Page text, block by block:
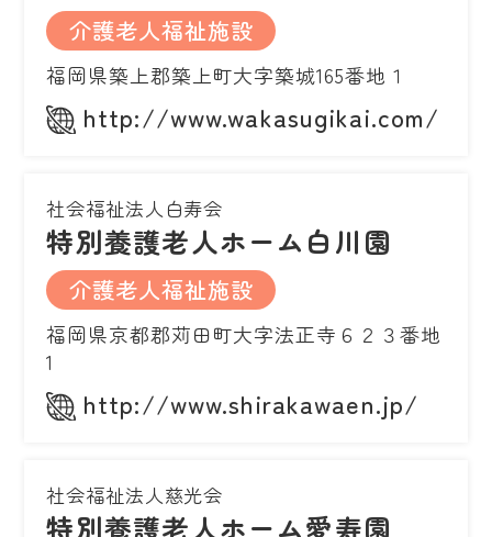
介護老人福祉施設
福岡県築上郡築上町大字築城165番地１
http://www.wakasugikai.com/
社会福祉法人白寿会
特別養護老人ホーム白川園
介護老人福祉施設
福岡県京都郡苅田町大字法正寺６２３番地
1
http://www.shirakawaen.jp/
社会福祉法人慈光会
特別養護老人ホーム愛寿園